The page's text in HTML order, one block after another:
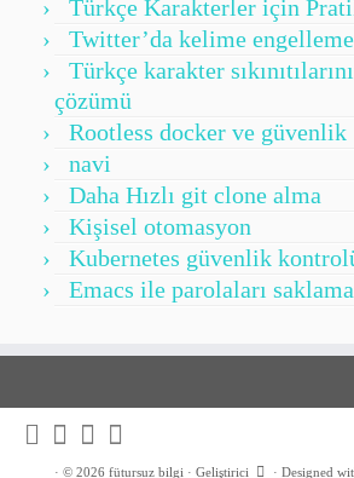
Türkçe Karakterler için
Twitter’da kelime
Türkçe karakter
çözümü
Rootless docker ve güvenlik
navi
Daha Hızlı git clone alma
Kişisel otomasyon
Kubernetes güvenlik
Emacs ile parolaları saklama
· © 2026 fütursuz bilgi · Geliştirici · Designed